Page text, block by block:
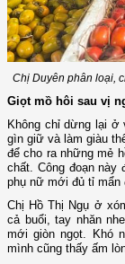
Chị Duyên phân loại,
Giọt mồ hôi sau vị
Không chỉ dừng lại
gìn giữ và làm giàu
để cho ra những mẻ
chất. Công đoạn
phụ nữ mới đủ tỉ mẩn
Chị Hồ Thị Ngụ ở
cả buổi, tay nhăn
mới giòn ngọt. Khó
mình cũng thấy ấm